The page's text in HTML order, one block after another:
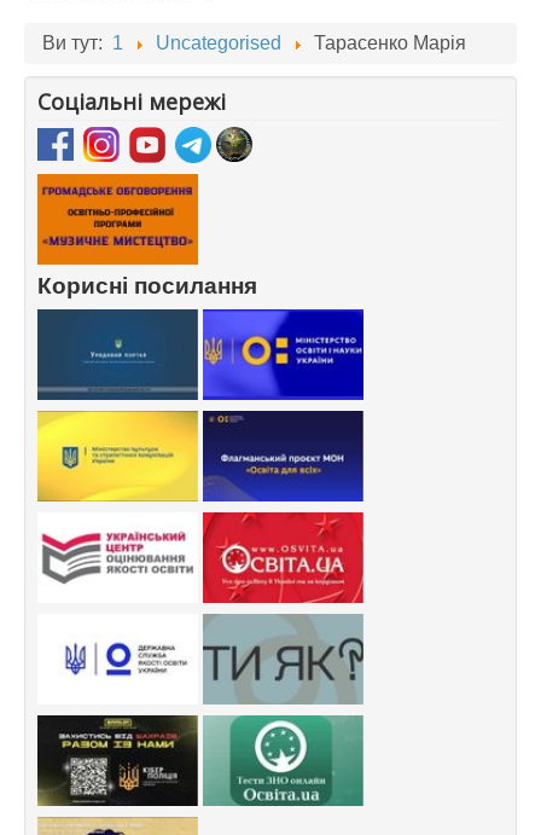
Ви тут: 1 Uncategorised Тарасенко Марія
Соціальні мережі
Корисні посилання